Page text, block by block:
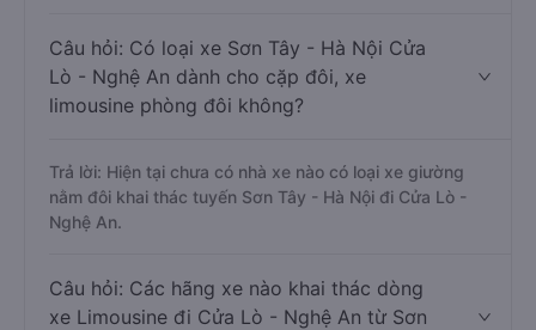
Câu hỏi: Có loại xe Sơn Tây - Hà Nội Cửa
Lò - Nghệ An dành cho cặp đôi, xe
limousine phòng đôi không?
Trả lời: Hiện tại chưa có nhà xe nào có loại xe giường
nằm đôi khai thác tuyến Sơn Tây - Hà Nội đi Cửa Lò -
Nghệ An.
Câu hỏi: Các hãng xe nào khai thác dòng
xe Limousine đi Cửa Lò - Nghệ An từ Sơn